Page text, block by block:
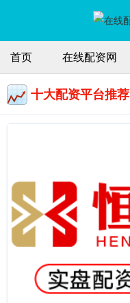
首页 在线配资网
十大配资平台推荐